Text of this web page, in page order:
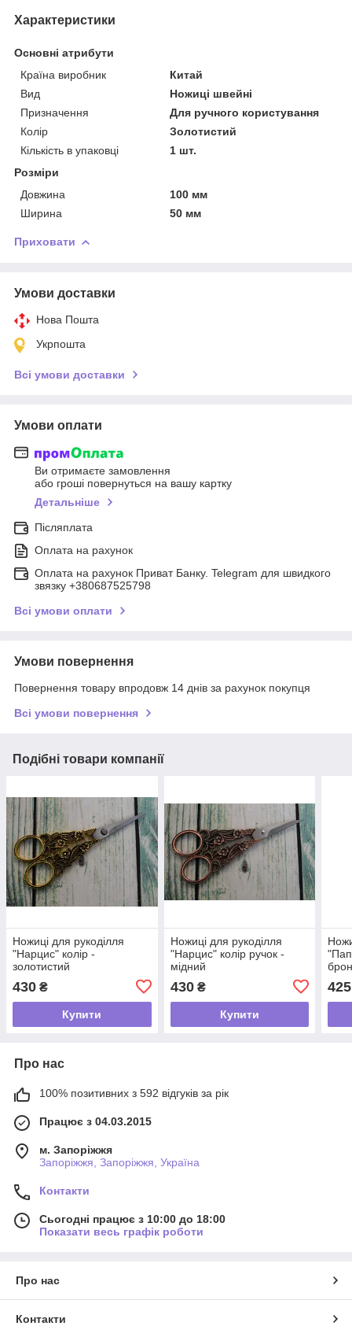
Характеристики
Основні атрибути
Країна виробник
Китай
Вид
Ножиці швейні
Призначення
Для ручного користування
Колір
Золотистий
Кількість в упаковці
1 шт.
Розміри
Довжина
100 мм
Ширина
50 мм
Приховати
Умови доставки
Нова Пошта
Укрпошта
Всі умови доставки
Умови оплати
Ви отримаєте замовлення
або гроші повернуться на вашу картку
Детальніше
Післяплата
Оплата на рахунок
Оплата на рахунок Приват Банку. Telegram для швидкого
звязку +380687525798
Всі умови оплати
Умови повернення
Повернення товару впродовж 14 днів за рахунок покупця
Всі умови повернення
Подібні товари компанії
Ножиці для рукоділля
"Нарцис" колір -
золотистий
430 ₴
Купити
Ножиці для рукоділля
"Нарцис" колір ручок -
мідний
430₴
Купити
425
Про нас
100% позитивних з 592 відгуків за рік
Працює з 04.03.2015
м. Запоріжжя
Запоріжжя, Запоріжжя, Україна
Контакти
Сьогодні працює з 10:00 до 18:00
Показати весь графік роботи
Про нас
Контакти